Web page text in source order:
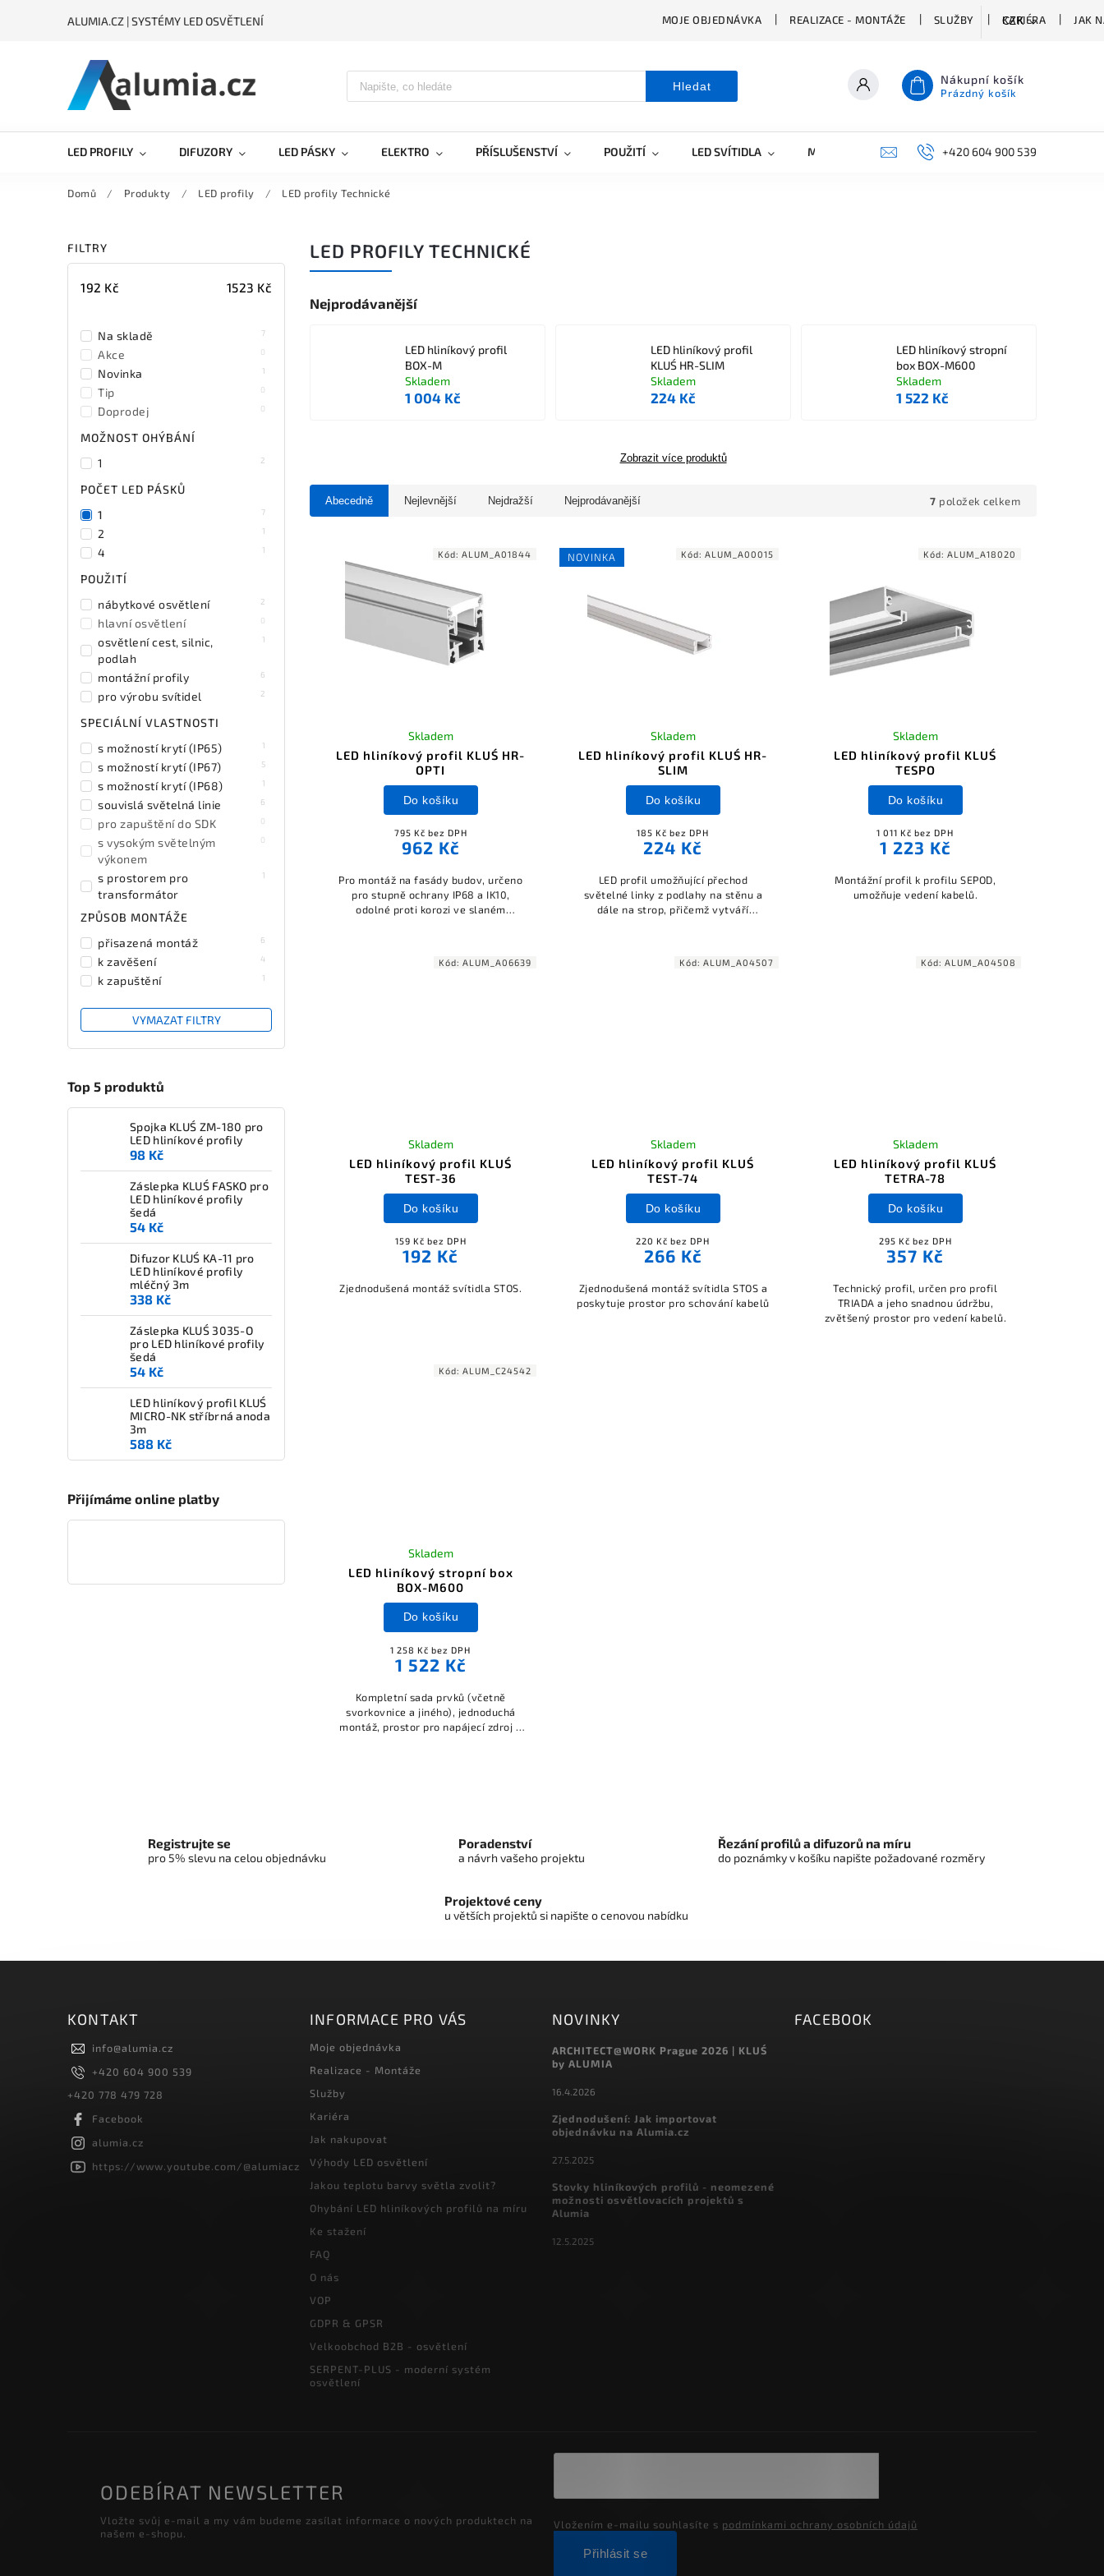
ALUMIA.CZ | SYSTÉMY LED OSVĚTLENÍ MOJE OBJEDNÁVKA REALIZACE - MONTÁŽE SLUŽBY KARIÉRA JAK
CZK
Hledat Nákupní košík
Prázdný košík
LED PROFILY DIFUZORY LED PÁSKY ELEKTRO PŘÍSLUŠENSTVÍ POUŽITÍ LED SVÍTIDLA MARKETING KONTAKTY+420 604 900 539
Domů / Produkty / LED profily / LED profily Technické
FILTRY
192 Kč 1523 Kč
Na skladě 7
Akce 0
Novinka 1
Tip 0
Doprodej 0
MOŽNOST OHÝBÁNÍ
1
2
POČET LED PÁSKŮ
1
7
2 1
4 1
POUŽITÍ
nábytkové osvětlení
2
hlavní osvětlení 0
osvětlení cest, silnic,
podlah
1
montážní profily 6
pro výrobu svítidel 2
SPECIÁLNÍ VLASTNOSTI
s možností krytí (IP65)
1
s možností krytí (IP67) 5
s možností krytí (IP68) 1
souvislá světelná linie 6
pro zapuštění do SDK 0
s vysokým světelným
výkonem
0
s prostorem pro
transformátor
1
pro zapuštění do zdi
ZPŮSOB MONTÁŽE
přisazená montáž
6
k zavěšení 4
k zapuštění 1
VYMAZAT FILTRY
Top 5 produktů
Spojka KLUŚ ZM-180 pro
LED hliníkové profily
98 Kč
Záslepka KLUŚ FASKO pro
LED hliníkové profily
šedá
54 Kč
Difuzor KLUŚ KA-11 pro
LED hliníkové profily
mléčný 3m
338 Kč
Záslepka KLUŚ 3035-O
pro LED hliníkové profily
šedá
54 Kč
LED hliníkový profil KLUŚ
MICRO-NK stříbrná anoda
3m
588 Kč
Přijímáme online platby
LED PROFILY TECHNICKÉ
Nejprodávanější
LED hliníkový profil
BOX-M
Skladem
1 004 Kč
LED hliníkový profil
KLUŚ HR-SLIM
Skladem
224 Kč
LED hliníkový stropní
box BOX-M600
Skladem
1 522 Kč
Zobrazit více produktů
Abecedně Nejlevnější Nejdražší Nejprodávanější 7 položek celkem
LED hliníkový profil KLUŚ HR-
OPTI
Skladem
795 Kč bez DPH
962 Kč
Do košíku
Pro montáž na fasády budov, určeno
pro stupně ochrany IP68 a IK10,
odolné proti korozi ve slaném
Kód:ALUM_A01844 NOVINKA
LED hliníkový profil KLUŚ HR-
SLIM
Skladem
185 Kč bez DPH
224 Kč
Do košíku
LED profil umožňující přechod
světelné linky z podlahy na stěnu a
dále na strop, přičemž vytváří
Kód:ALUM_A00015
LED hliníkový profil KLUŚ
TESPO
Skladem
1 011 Kč bez DPH
1 223 Kč
Do košíku
Montážní profil k profilu SEPOD,
umožňuje vedení kabelů.
Kód:ALUM_A18020
LED hliníkový profil KLUŚ
TEST-36
Skladem
159 Kč bez DPH
192 Kč
Do košíku
Zjednodušená montáž svítidla STOS.
Kód:ALUM_A06639
LED hliníkový profil KLUŚ
TEST-74
Skladem
220 Kč bez DPH
266 Kč
Do košíku
Zjednodušená montáž svítidla STOS a
poskytuje prostor pro schování kabelů
Kód:ALUM_A04507
LED hliníkový profil KLUŚ
TETRA-78
Skladem
295 Kč bez DPH
357 Kč
Do košíku
Technický profil, určen pro profil
TRIADA a jeho snadnou údržbu,
zvětšený prostor pro vedení kabelů.
Kód:ALUM_A04508
LED hliníkový stropní box
BOX-M600
Skladem
1 258 Kč bez DPH
1 522 Kč
Do košíku
Kompletní sada prvků (včetně
svorkovnice a jiného), jednoduchá
montáž, prostor pro napájecí zdroj a
Kód:ALUM_C24542
Registrujte se
pro 5% slevu na celou objednávku
Poradenství
a návrh vašeho projektu
Řezání profilů a difuzorů na míru
do poznámky v košíku napište požadované rozměry
Projektové ceny
u větších projektů si napište o cenovou nabídku
KONTAKT
info@alumia.cz
+420 604 900 539
+420 778 479 728
Facebook
alumia.cz
https://www.youtube.com/@alumiacz
INFORMACE PRO VÁS
Moje objednávka
Realizace - Montáže
Služby
Kariéra
Jak nakupovat
Výhody LED osvětlení
Jakou teplotu barvy světla zvolit?
Ohybání LED hliníkových profilů na míru
Ke stažení
FAQ
O nás
VOP
GDPR & GPSR
Velkoobchod B2B - osvětlení
SERPENT-PLUS - moderní systém
osvětlení
NOVINKY
ARCHITECT@WORK Prague 2026 | KLUŚ
by ALUMIA
16.4.2026
Zjednodušení: Jak importovat
objednávku na Alumia.cz
27.5.2025
Stovky hliníkových profilů - neomezené
možnosti osvětlovacích projektů s
Alumia
12.5.2025
FACEBOOK
ODEBÍRAT NEWSLETTER
Vložte svůj e-mail a my vám budeme zasílat informace o nových produktech na
našem e-shopu.
Vložením e-mailu souhlasíte s podmínkami ochrany osobních údajů
Přihlásit se